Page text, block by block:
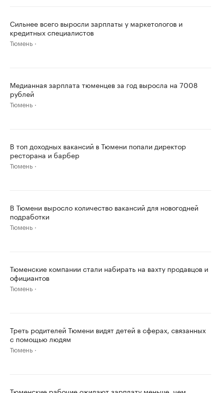
Сильнее всего выросли зарплаты у маркетологов и
кредитных специалистов
Тюмень
Медианная зарплата тюменцев за год выросла на 7008
рублей
Тюмень
В топ доходных вакансий в Тюмени попали директор
ресторана и барбер
Тюмень
В Тюмени выросло количество вакансий для новогодней
подработки
Тюмень
Тюменские компании стали набирать на вахту продавцов и
официантов
Тюмень
Треть родителей Тюмени видят детей в сферах, связанных
с помощью людям
Тюмень